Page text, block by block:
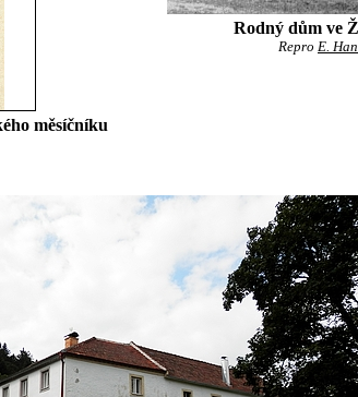
měsíčníku
Rodný dům ve
Repro E.